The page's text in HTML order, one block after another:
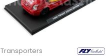
Transporters